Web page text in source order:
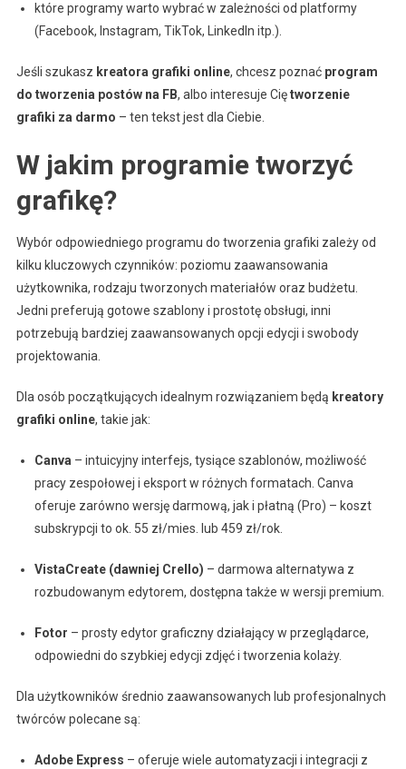
które programy warto wybrać w zależności od platformy
(Facebook, Instagram, TikTok, LinkedIn itp.).
Jeśli szukasz kreatora grafiki online, chcesz poznać program
do tworzenia postów na FB, albo interesuje Ciętworzenie
grafiki za darmo – ten tekst jest dla Ciebie.
W jakim programie tworzyć
grafikę?
Wybór odpowiedniego programu do tworzenia grafiki zależy od
kilku kluczowych czynników: poziomu zaawansowania
użytkownika, rodzaju tworzonych materiałów oraz budżetu.
Jedni preferują gotowe szablony i prostotę obsługi, inni
potrzebują bardziej zaawansowanych opcji edycji i swobody
projektowania.
Dla osób początkujących idealnym rozwiązaniem będą kreatory
grafiki online, takie jak:
Canva– intuicyjny interfejs, tysiące szablonów, możliwość
pracy zespołowej i eksport w różnych formatach. Canva
oferuje zarówno wersję darmową, jak i płatną (Pro) – koszt
subskrypcji to ok. 55 zł/mies. lub 459 zł/rok.
VistaCreate (dawniej Crello) – darmowa alternatywa z
rozbudowanym edytorem, dostępna także w wersji premium.
Fotor – prosty edytor graficzny działający w przeglądarce,
odpowiedni do szybkiej edycji zdjęć i tworzenia kolaży.
Dla użytkowników średnio zaawansowanych lub profesjonalnych
twórców polecane są:
Adobe Express – oferuje wiele automatyzacji i integracji z